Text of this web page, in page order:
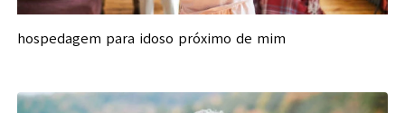
hospedagem para idoso próximo de mim